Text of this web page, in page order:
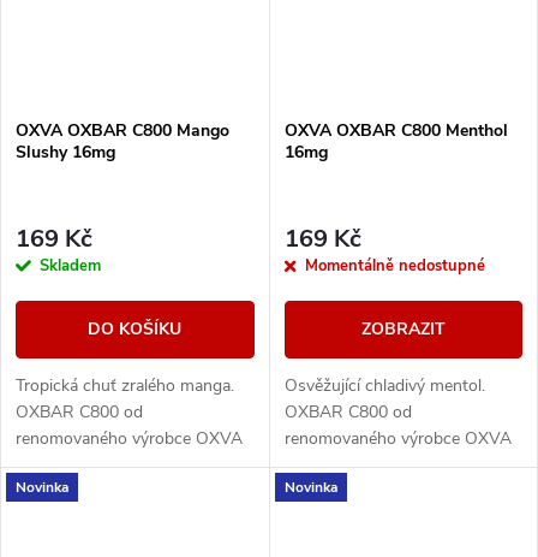
OXVA OXBAR C800 Mango
Slushy 16mg
169 Kč
Skladem
DO KOŠÍKU
Tropická chuť zralého manga.
OXBAR C800 od
renomovaného výrobce OXVA
přináší moderní krystalický
design, který nejen skvěle
OXVA OXBAR C800 Menthol
16mg
169 Kč
Momentálně nedostupné
ZOBRAZIT
Osvěžující chladivý mentol.
OXBAR C800 od
renomovaného výrobce OXVA
přináší moderní krystalický
design, který nejen skvěle
Novinka Novinka